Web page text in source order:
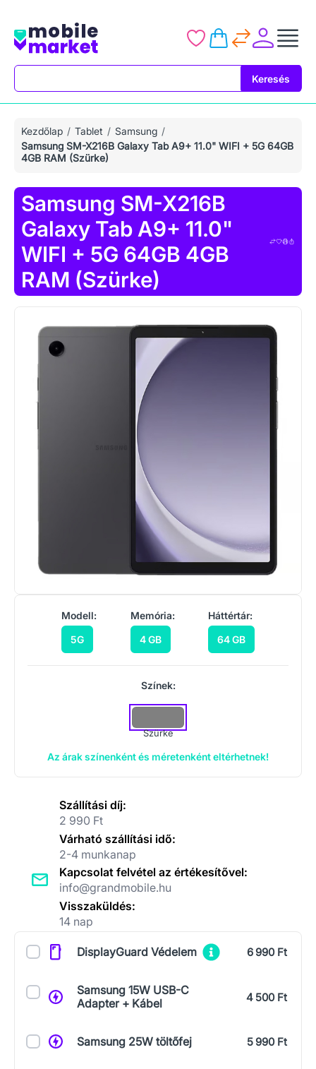
Keresés
Kezdőlap Tablet
Samsung
Samsung SM-X216B Galaxy Tab A9+ 11.0" WIFI + 5G 64GB
4GB RAM (Szürke)
Samsung SM-X216B
Galaxy Tab A9+ 11.0"
WIFI + 5G 64GB 4GB
RAM (Szürke)
Modell:
5G
Memória:
4 GB
Háttértár:
64 GB
Színek:
Szürke
Az árak színenként és méretenként eltérhetnek!
Szállítási díj:
2 990 Ft
Várható szállítási idő:
2-4 munkanap
Kapcsolat felvétel az értékesítővel:
info@grandmobile.hu
Visszaküldés:
14 nap
KiegészítőkDisplayGuard Védelem 6 990 Ft
Samsung 15W USB-C
Adapter + Kábel
4 500 Ft
Samsung 25W töltőfej 5 990 Ft